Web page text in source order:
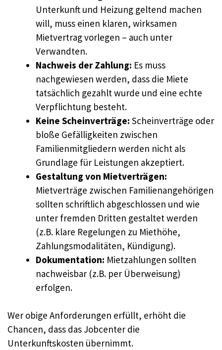
Unterkunft und Heizung geltend machen
will, muss einen klaren, wirksamen
Mietvertrag vorlegen – auch unter
Verwandten.
Nachweis der Zahlung: Es muss
nachgewiesen werden, dass die Miete
tatsächlich gezahlt wurde und eine echte
Verpflichtung besteht.
Keine Scheinverträge: Scheinverträge oder
bloße Gefälligkeiten zwischen
Familienmitgliedern werden nicht als
Grundlage für Leistungen akzeptiert.
Gestaltung von Mietverträgen:
Mietverträge zwischen Familienangehörigen
sollten schriftlich abgeschlossen und wie
unter fremden Dritten gestaltet werden
(z.B. klare Regelungen zu Miethöhe,
Zahlungsmodalitäten, Kündigung).
Dokumentation: Mietzahlungen sollten
nachweisbar (z.B. per Überweisung)
erfolgen.
Wer obige Anforderungen erfüllt, erhöht die
Chancen, dass das Jobcenter die
Unterkunftskosten übernimmt.